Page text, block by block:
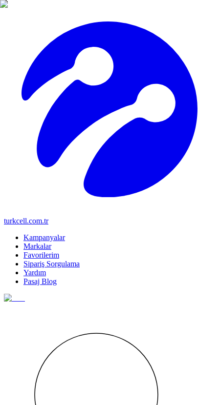
turkcell.com.tr
Kampanyalar
Markalar
Favorilerim
Sipariş Sorgulama
Yardım
Pasaj Blog